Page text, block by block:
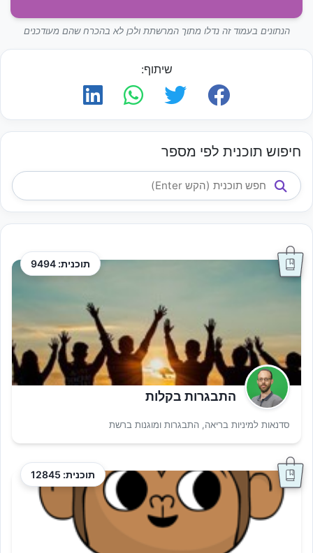
הנתונים בעמוד זה נדלו מתוך המרשתת ולכן לא בהכרח שהם מעודכנים
שיתוף:
חיפוש תוכנית לפי מספר
תוכנית: 9494
התבגרות בקלות
סדנאות למיניות בריאה, התבגרות ומוגנות ברשת
תוכנית: 12845